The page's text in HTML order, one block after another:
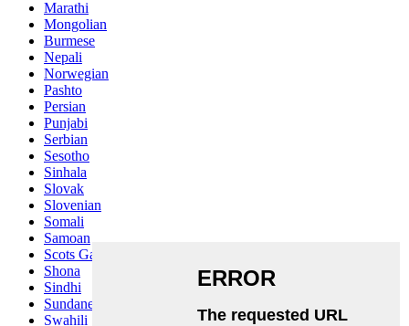
Marathi
Mongolian
Burmese
Nepali
Norwegian
Pashto
Persian
Punjabi
Serbian
Sesotho
Sinhala
Slovak
Slovenian
Somali
Samoan
Scots Gaelic
Shona
Sindhi
Sundanese
Swahili